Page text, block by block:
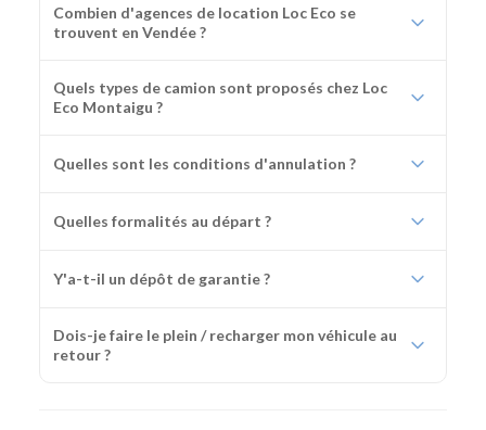
Combien d'agences de location Loc Eco se
trouvent en Vendée ?
Quels types de camion sont proposés chez Loc
Eco Montaigu ?
Quelles sont les conditions d'annulation ?
Quelles formalités au départ ?
Y'a-t-il un dépôt de garantie ?
Dois-je faire le plein / recharger mon véhicule au
retour ?